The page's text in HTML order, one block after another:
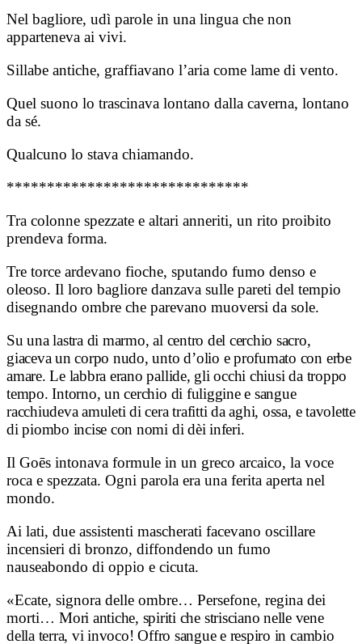
Nel bagliore, udì parole in una lingua che non
apparteneva ai vivi.
Sillabe antiche, graffiavano l’aria come lame di vento.
Quel suono lo trascinava lontano dalla caverna, lontano
da sé.
Qualcuno lo stava chiamando.
******************************
Tra colonne spezzate e altari anneriti, un rito proibito
prendeva forma.
Tre torce ardevano fioche, sputando fumo denso e
oleoso. Il loro bagliore danzava sulle pareti del tempio
disegnando ombre che parevano muoversi da sole.
Su una lastra di marmo, al centro del cerchio sacro,
giaceva un corpo nudo, unto d’olio e profumato con erbe
amare.Le labbra erano pallide, gli occhi chiusi da troppo
tempo.Intorno, un cerchio di fuliggine e sangue
racchiudeva amuleti di cera trafitti da aghi, ossa, e tavolette
di piombo incise con nomi di dèi inferi.
Il Goēs intonava formule in un greco arcaico, la voce
roca e spezzata. Ogni parola era una ferita aperta nel
mondo.
Ai lati, due assistenti mascherati facevano oscillare
incensieri di bronzo, diffondendo un fumo
nauseabondo di oppio e cicuta.
«Ecate, signora delle ombre… Persefone, regina dei
morti… Mori antiche, spiriti che strisciano nelle vene
della terra, vi invoco!Offro sangue e respiro in cambio